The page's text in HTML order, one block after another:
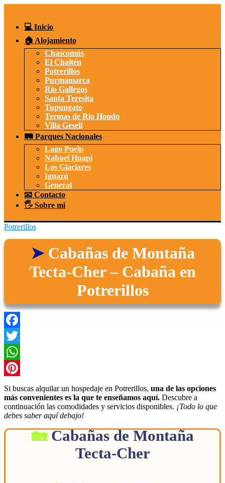
contenido💻 Inicio
🏠 Alojamiento
Chascomús
El Chaltén
Potrerillos
Purmamarca
Río Gallegos
Santa Teresita
Tupungato
Termas de Río Hondo
Villa Gesell
🛤️ Parques Nacionales
Lago Puelo
Nahuel Huapi
Los Glaciares
Iguazú
General
📧 Contacto
🖐️ Sobre mi
Potrerillos
Cabañas de Montaña
Tecta-Cher – Cabaña en
Potrerillos
Facebook
Twitter
WhatsApp
Pinterest
Si buscas alquilar un hospedaje en Potrerillos, una de las opciones
más convenientes es la que te enseñamos aquí. Descubre a
continuación las comodidades y servicios disponibles. ¡Todo lo que
debes saber aquí debajo!
Cabañas de Montaña
Tecta-Cher